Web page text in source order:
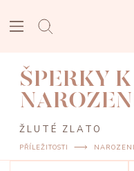
ŠPERKY K
ŽLUTÉ ZLATO
PŘÍLEŽITOSTI